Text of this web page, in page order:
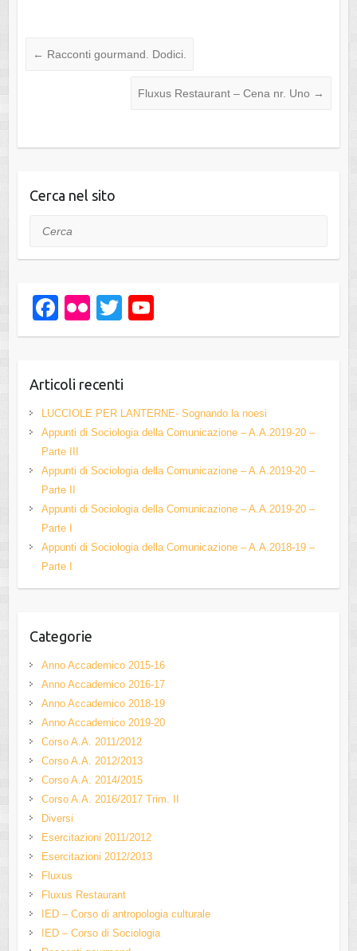
← Racconti gourmand. Dodici.
Fluxus Restaurant – Cena nr. Uno →
Cerca nel sito
Cerca
F
a
e
b
o
o
k
Fl
ic
T
wi
er
o
u
b
e
h
a
n
Articoli recenti
LUCCIOLE PER LANTERNE- Sognando la noesi
Appunti di Sociologia della Comunicazione – A.A.2019-20 –
Parte III
Appunti di Sociologia della Comunicazione – A.A.2019-20 –
Parte II
Appunti di Sociologia della Comunicazione – A.A.2019-20 –
Parte I
Appunti di Sociologia della Comunicazione – A.A.2018-19 –
Parte I
Categorie
Anno Accademico 2015-16
Anno Accademico 2016-17
Anno Accademico 2018-19
Anno Accademico 2019-20
Corso A.A. 2011/2012
Corso A.A. 2012/2013
Corso A.A. 2014/2015
Corso A.A. 2016/2017 Trim. II
Diversi
Esercitazioni 2011/2012
Esercitazioni 2012/2013
Fluxus
Fluxus Restaurant
IED – Corso di antropologia culturale
IED – Corso di Sociologia